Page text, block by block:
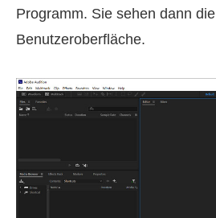
Programm. Sie sehen dann die
Benutzeroberfläche.